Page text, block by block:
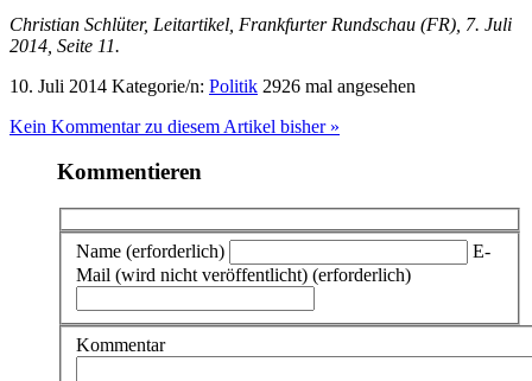
Christian Schlüter, Leitartikel, Frankfurter Rundschau (FR), 7. Juli
2014, Seite 11.
10. Juli 2014 Kategorie/n: Politik 2926 mal angesehen
Kein Kommentar zu diesem Artikel bisher »
Kommentieren
Name (erforderlich)
E-
Mail (wird nicht veröffentlicht) (erforderlich)
Kommentar